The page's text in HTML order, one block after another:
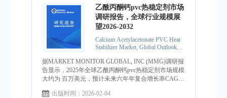
乙酰丙酮钙pvc热稳定剂市场
调研报告，全球行业规模展
望2026-2032
Calcium Acetylacetonate PVC Heat
Stabilizer Market, Global Outlook
据MARKET MONITOR GLOBAL, INC (MMG)调研报
告显示，2025年全球乙酰丙酮钙pvc热稳定剂市场规模
大约为 百万美元，预计未来六年年复合增长率CAGR
出版时间：2026-02-04